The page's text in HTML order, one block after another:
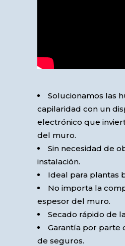
Solucionamos las
capilaridad con un
electrónico que
del muro.
Sin necesidad de
instalación.
Ideal para plantas
No importa la
espesor del muro.
Secado rápido de
Garantía por parte
de seguros.